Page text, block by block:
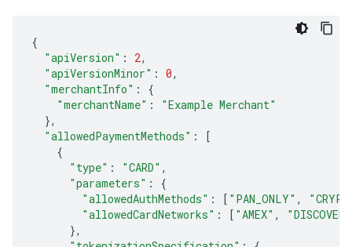
{
"apiVersion" : 2,
"apiVersionMinor" : 0,
"merchantInfo" :
{
"merchantName" :
"Example Merchant"
},
"allowedPaymentMethods" :
[
{
"type" : "CARD" ,
"parameters" :
{
"allowedAuthMethods" : [ "PAN_ONLY" ,
"allowedCardNetworks" : [ "AMEX" ,
"DISCOVER"
},